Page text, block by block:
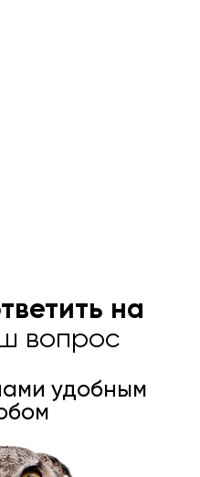
на
вопрос
удобным